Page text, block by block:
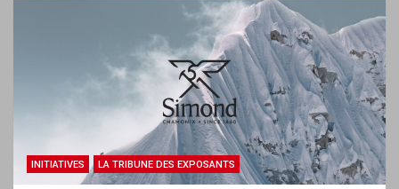
INITIATIVES LA TRIBUNE DES EXPOSANTS